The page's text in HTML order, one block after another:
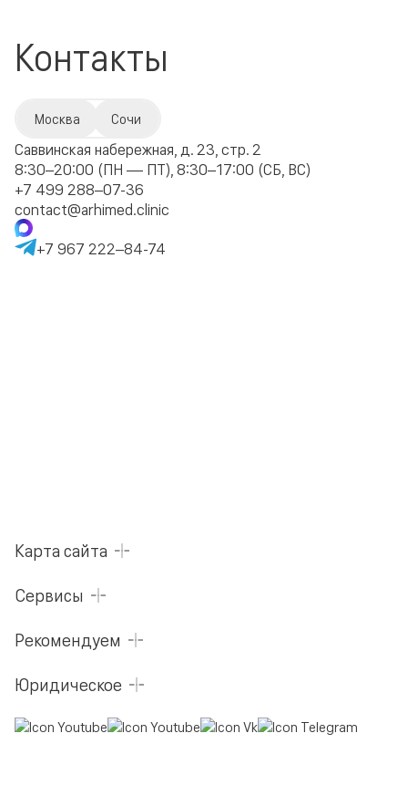
Контакты
Москва Сочи
Саввинская набережная, д. 23, стр. 2
8:30–20:00 (ПН — ПТ), 8:30–17:00 (СБ, ВС)
+7 499 288–07-36
contact@arhimed.clinic
+7 967 222–84-74
Карта сайта
Сервисы
Рекомендуем
Юридическое